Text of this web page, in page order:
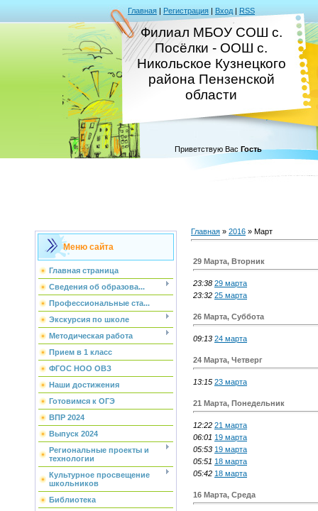
Главная | Регистрация | Вход | RSS
Филиал МБОУ СОШ с.
Посёлки - ООШ с.
Никольское Кузнецкого
района Пензенской
области
Приветствую Вас Гость
Меню сайта
Главная страница
Сведения об образова...
Профессиональные ста...
Экскурсия по школе
Методическая работа
Прием в 1 класс
ФГОС НОО ОВЗ
Наши достижения
Готовимся к ОГЭ
ВПР 2024
Выпуск 2024
Региональные проекты и
технологии
Культурное просвещение
школьников
Библиотека
Главная » 2016 » Март
29 Марта, Вторник
23:38 29 марта
23:32 25 марта
26 Марта, Суббота
09:13 24 марта
24 Марта, Четверг
13:15 23 марта
21 Марта, Понедельник
12:22 21 марта
06:01 19 марта
05:53 19 марта
05:51 18 марта
05:42 18 марта
16 Марта, Среда